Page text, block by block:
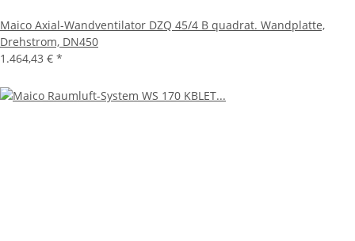
Maico Axial-Wandventilator DZQ 45/4 B quadrat. Wandplatte,
Drehstrom, DN450
1.464,43 € *